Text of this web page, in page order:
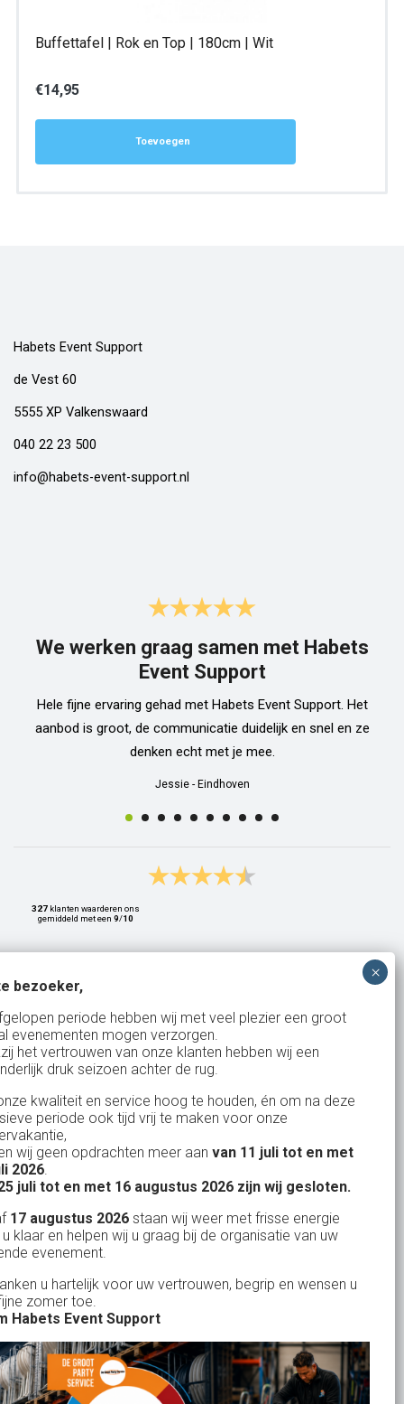
Buffettafel | Rok en Top | 180cm | Wit
€14,95
Toevoegen
Habets Event Support
de Vest 60
5555 XP Valkenswaard
040 22 23 500
info@habets-event-support.nl
We werken graag samen met Habets
Event Support
Hele fijne ervaring gehad met Habets Event Support. Het
aanbod is groot, de communicatie duidelijk en snel en ze
denken echt met je mee.
Jessie - Eindhoven
327 klanten waarderen ons
gemiddeld met een 9/10
Bank: NL15ABNA0561810710
KvK: 17167131
BTW: NL.1678.53.296.B01
Uw partner in:
Evenementen verhuur
Feestverhuur
Licht- en Geluidverhuur
Horeca verhuur
Partyverhuur
Je vindt ons op
bezoeker,
periode hebben wij met veel plezier een groot
evenementen mogen verzorgen.
het vertrouwen van onze klanten hebben wij een
druk seizoen achter de rug.
kwaliteit en service hoog te houden, én om na deze
periode ook tijd vrij te maken voor onze
wij geen opdrachten meer aan van 11 juli tot en met
2026.
juli tot en met 16 augustus 2026 zijn wij gesloten.
17 augustus 2026 staan wij weer met frisse energie
klaar en helpen wij u graag bij de organisatie van uw
evenement.
u hartelijk voor uw vertrouwen, begrip en wensen u
zomer toe.
Habets Event Support